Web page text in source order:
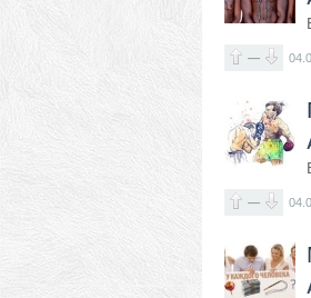
—
—